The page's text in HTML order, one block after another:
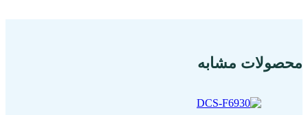
محصولات مشابه